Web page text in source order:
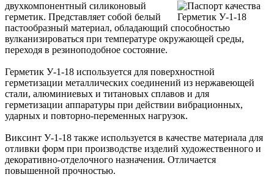
двухкомпонентный силиконовый
герметик. Представляет собой белый
пастообразный материал, обладающий способностью
вулканизироваться при температуре окружающей среды,
переходя в резиноподобное состояние.
Герметик У-1-18 используется для поверхностной
герметизации металлических соединений из нержавеющей
стали, алюминиевых и титановых сплавов и для
герметизации аппаратуры при действии вибрационных,
ударных и повторно-переменных нагрузок.
Виксинт У-1-18 также используется в качестве материала для
отливки форм при производстве изделий художественного и
декоративно-отделочного назначения. Отличается
повышенной прочностью.